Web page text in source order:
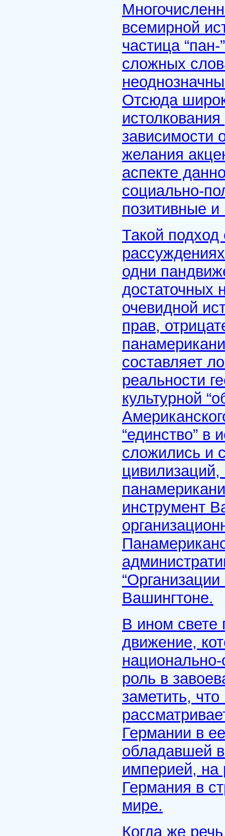
всемирной
частица “пан-
сложных
Отсюда
зависимости
желания
аспекте
социально-
позитивные
Такой подход
одни
достаточных
очевидной
прав,
составляет
реальности
культурной
“единство” в
сложились и
инструмент
Вашингтоне.
В ином свете
движение,
роль в
заметить,
Германии в
обладавшей
империей, на
Германия в
мире.
Когда же